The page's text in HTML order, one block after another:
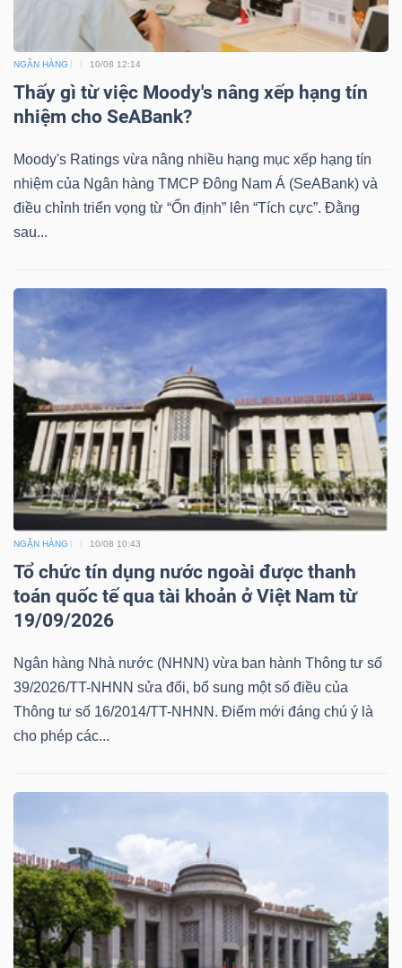
NGÂN HÀNG 10/08 12:14
Thấy gì từ việc Moody's nâng xếp hạng tín
nhiệm cho SeABank?
Moody's Ratings vừa nâng nhiều hạng mục xếp hạng tín
nhiệm của Ngân hàng TMCP Đông Nam Á (SeABank) và
điều chỉnh triển vọng từ “Ổn định” lên “Tích cực”. Đằng
sau...
NGÂN HÀNG 10/08 10:43
Tổ chức tín dụng nước ngoài được thanh
toán quốc tế qua tài khoản ở Việt Nam từ
19/09/2026
Ngân hàng Nhà nước (NHNN) vừa ban hành Thông tư số
39/2026/TT-NHNN sửa đổi, bổ sung một số điều của
Thông tư số 16/2014/TT-NHNN. Điểm mới đáng chú ý là
cho phép các...